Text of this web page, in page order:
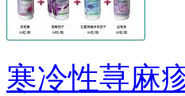
寒冷性荨麻